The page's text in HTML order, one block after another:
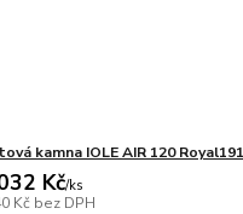
kamna IOLE AIR 120
Kč/ks
Kč bez DPH